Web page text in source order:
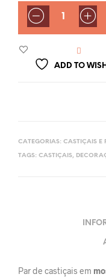
QUANTIDADE
ADD TO
CATEGORIAS: CASTIÇAIS E
TAGS: CASTIÇAIS,
Par de castiçais em